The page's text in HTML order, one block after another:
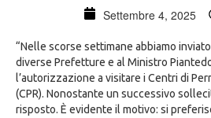
Settembre 4, 2025
“Nelle scorse settimane abbiamo
diverse Prefetture e al Ministro
l’autorizzazione a visitare i Centri di
(CPR). Nonostante un successivo
risposto. È evidente il motivo: si